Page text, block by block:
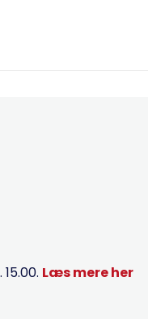
Læs mere her